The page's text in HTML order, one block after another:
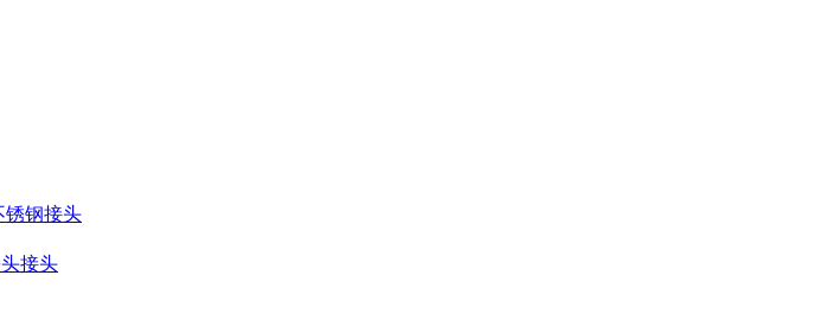
锈钢接头
头接头